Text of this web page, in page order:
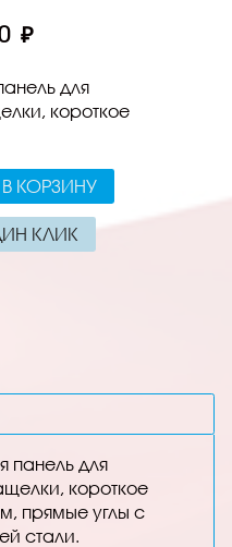
₽
для
короткое
В КОРЗИНУ
КЛИК
панель для
короткое
прямые углы с
стали.